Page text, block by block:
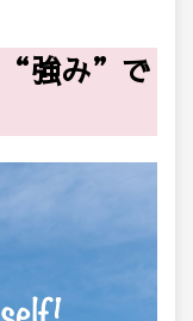
“強み”で